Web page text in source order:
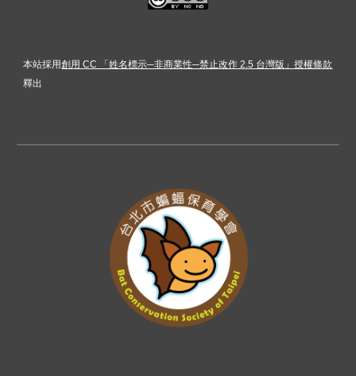
本站採用創用 CC 「姓名標示─非商業性─禁止改作 2.5 台灣版」授權條款
釋出